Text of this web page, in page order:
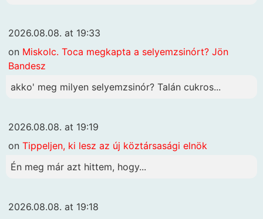
2026.08.08. at 19:33
on Miskolc. Toca megkapta a selyemzsinórt? Jön
Bandesz
akko' meg milyen selyemzsinór? Talán cukros...
2026.08.08. at 19:19
on Tippeljen, ki lesz az új köztársasági elnök
Én meg már azt hittem, hogy...
2026.08.08. at 19:18